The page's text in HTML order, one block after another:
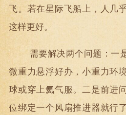
飞。若在星际飞船上，人几
这样更好。
需要解决两个问题：一
微重力悬浮好办，小重力环
球或穿上氦气服。二是前进
位绑定一个风扇推进器就行